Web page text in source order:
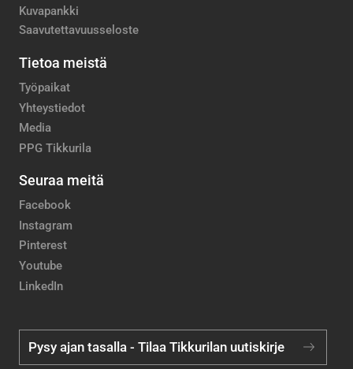
Kuvapankki
Saavutettavuusseloste
Tietoa meistä
Työpaikat
Yhteystiedot
Media
PPG Tikkurila
Seuraa meitä
Facebook
Instagram
Pinterest
Youtube
LinkedIn
Pysy ajan tasalla - Tilaa Tikkurilan uutiskirje